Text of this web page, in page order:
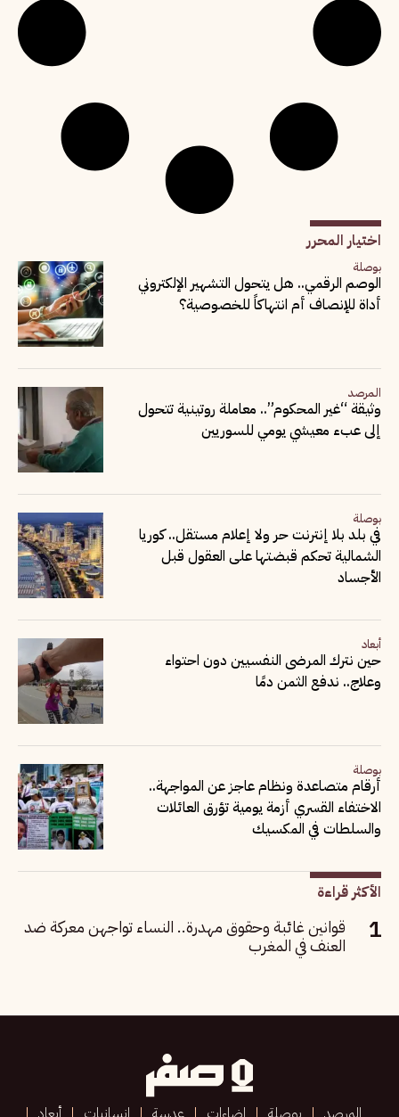
اختيار المحرر
بوصلة
الوصم الرقمي.. هل يتحول التشهير الإلكتروني
أداة للإنصاف أم انتهاكاً للخصوصية؟
المرصد
وثيقة “غير المحكوم”.. معاملة روتينية تتحول
إلى عبء معيشي يومي للسوريين
بوصلة
في بلد بلا إنترنت حر ولا إعلام مستقل.. كوريا
الشمالية تحكم قبضتها على العقول قبل
الأجساد
أبعاد
حين نترك المرضى النفسيين دون احتواء
وعلاج.. ندفع الثمن دمًا
بوصلة
أرقام متصاعدة ونظام عاجز عن المواجهة..
الاختفاء القسري أزمة يومية تؤرق العائلات
والسلطات في المكسيك
الأكثر قراءة
قوانين غائبة وحقوق مهدرة.. النساء تواجهن معركة ضد
العنف في المغرب